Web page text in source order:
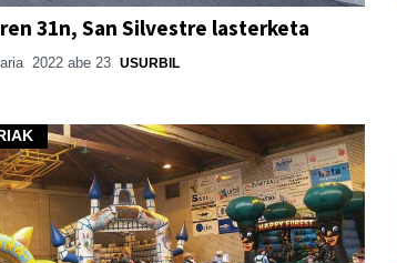
31n, San Silvestre lasterketa
2022 abe 23 USURBIL